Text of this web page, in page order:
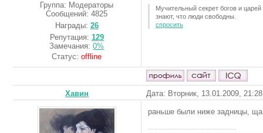
Группа: Модераторы
Сообщений:4825
Награды: 26
Репутация: 129
Замечания:0%
Статус:offline
Мучительный секрет богов и царей
знают, что люди свободны.
спросить
Хавин Дата: Вторник, 13.01.2009,
раньше были ниже задницы, ща